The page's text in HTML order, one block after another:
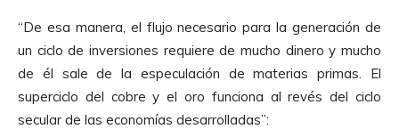
o
r
d
“De esa manera, el flujo necesario para la generación de
un ciclo de inversiones requiere de mucho dinero y mucho
de él sale de la especulación de materias primas. El
superciclo del cobre y el oro funciona al revés del ciclo
secular de las economías desarrolladas”: